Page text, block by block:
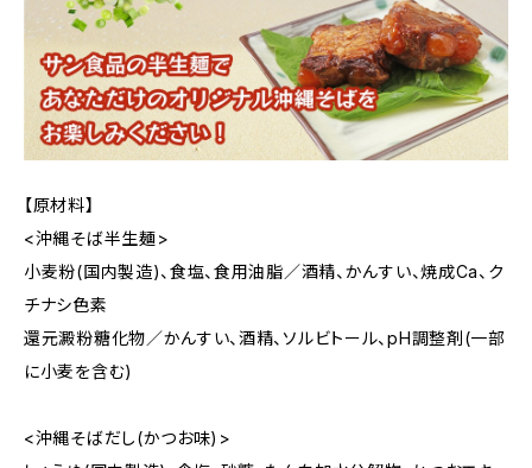
【原材料】
<沖縄そば半生麺>
小麦粉(国内製造)、食塩、食用油脂／酒精、かんすい、焼成Ca、ク
チナシ色素
還元澱粉糖化物／かんすい、酒精、ソルビトール、pH調整剤(一部
に小麦を含む)
<沖縄そばだし(かつお味)>